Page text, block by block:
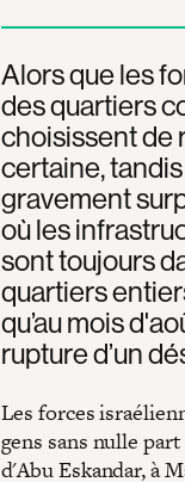
Alors que les
des quartiers
choisissent de
certaine,
gravement
où les
sont toujours
quartiers
qu’au mois
rupture d’un
Les forces
gens sans nulle
d'Abu Eskandar, à